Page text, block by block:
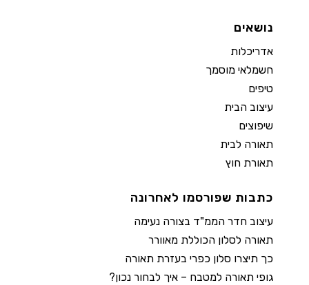
נושאים
אדריכלות
חשמלאי מוסמך
טיפים
עיצוב הבית
שיפוצים
תאורה לבית
תאורת חוץ
כתבות שפורסמו לאחרונה
עיצוב חדר הממ"ד בצורה נעימה
תאורה לסלון הכוללת מאוורר
כך תיצרו סלון כפרי בעזרת תאורה
גופי תאורה למטבח – איך לבחור נכון?